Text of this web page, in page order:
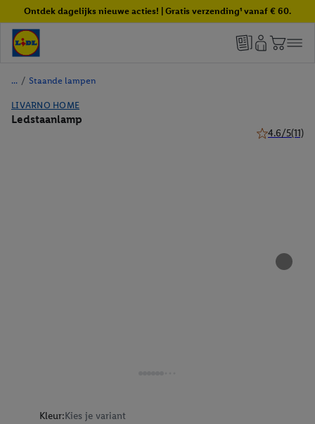
Ontdek dagelijks nieuwe acties! | Gratis verzending¹ vanaf € 60.
/ Staande lampen
LIVARNO HOME
Ledstaanlamp
4.6/5(11)
Kleur:Kies je variant